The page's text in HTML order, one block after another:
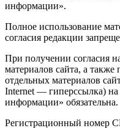
информации».
Полное использование
согласия редакции
При получении согласия
материалов сайта, а
отдельных материалов
Internet — гиперссылка) на
информации» обязательна.
Регистрационный